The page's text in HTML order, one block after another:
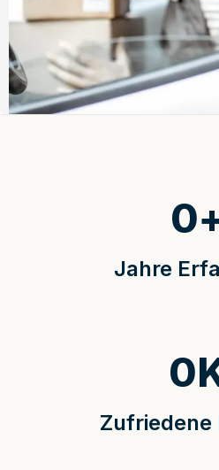
Jahre
0
Zufriedene
0